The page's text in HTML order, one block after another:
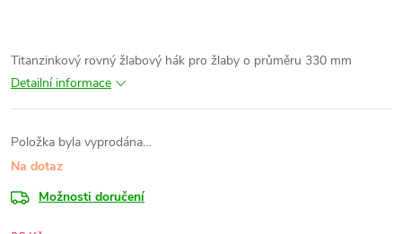
Titanzinkový rovný žlabový hák pro žlaby o průměru 330 mm
Detailní informace
Položka byla vyprodána…
Na dotaz
Možnosti doručení